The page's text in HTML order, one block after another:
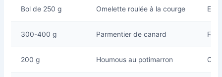
Bol de 250 g Omelette roulée à la courge
300-400 g Parmentier de canard
200 g Houmous au potimarron